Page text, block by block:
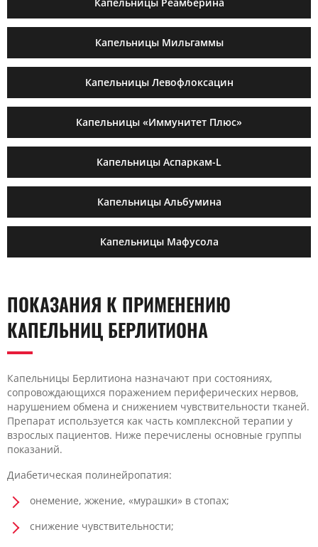
Капельницы Мильгаммы
Капельницы Левофлоксацин
Капельницы «Иммунитет Плюс»
Капельницы Аспаркам-L
Капельницы Альбумина
Капельницы Мафусола
ПОКАЗАНИЯ К ПРИМЕНЕНИЮ
КАПЕЛЬНИЦ БЕРЛИТИОНА
Капельницы Берлитиона назначают при состояниях,
сопровождающихся поражением периферических нервов,
нарушением обмена и снижением чувствительности тканей.
Препарат используется как часть комплексной терапии у
взрослых пациентов. Ниже перечислены основные группы
показаний.
Диабетическая полинейропатия:
онемение, жжение, «мурашки» в стопах;
снижение чувствительности;